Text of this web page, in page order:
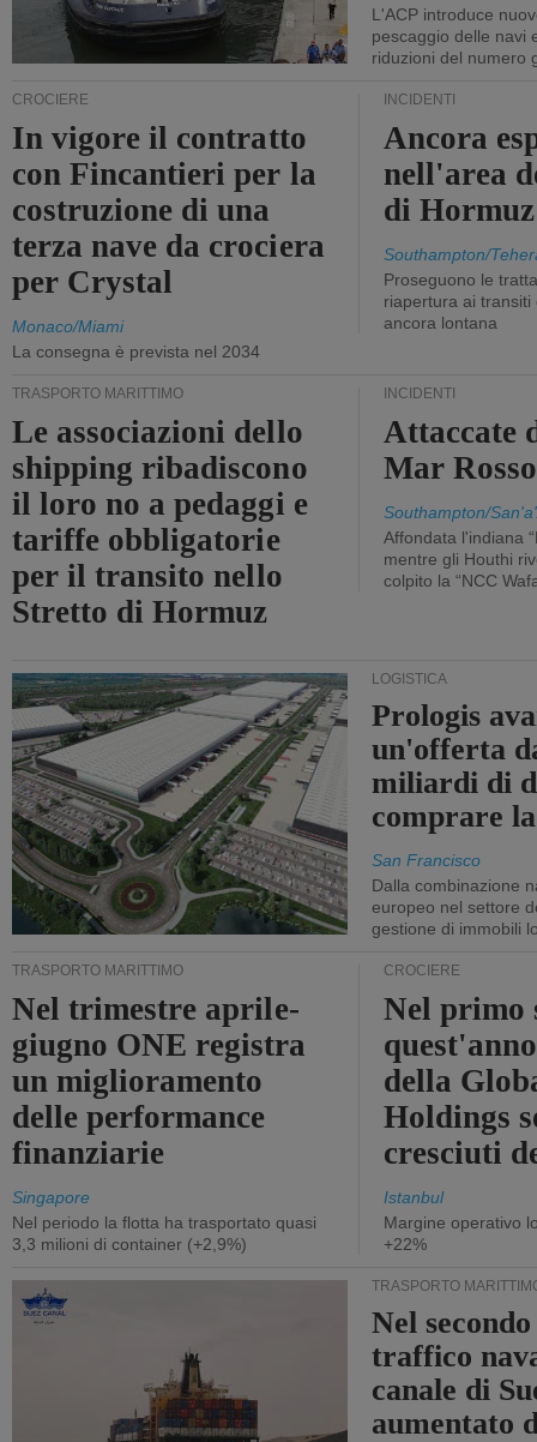
L'ACP introduce
pescaggio delle navi
riduzioni del numero
CROCIERE
In vigore il contratto
con Fincantieri per la
costruzione di una
terza nave da crociera
per Crystal
Monaco/Miami
La consegna è prevista nel 2034
INCIDENTI
Ancora
nell'area
di Hormuz
Southampton/
Proseguono le
riapertura ai
ancora lontana
TRASPORTO MARITTIMO
Le associazioni dello
shipping ribadiscono
il loro no a pedaggi e
tariffe obbligatorie
per il transito nello
Stretto di Hormuz
INCIDENTI
Attaccate
Mar Rosso
Southampton/
Affondata l'indiana
mentre gli Houthi
colpito la “NCC
LOGISTICA
Prologis
un'offerta
miliardi di
comprare
San Francisco
Dalla combinazione
europeo nel settore
gestione di immobili
TRASPORTO MARITTIMO
Nel trimestre aprile-
giugno ONE registra
un miglioramento
delle performance
finanziarie
Singapore
Nel periodo la flotta ha trasportato quasi
3,3 milioni di container (+2,9%)
CROCIERE
Nel primo
della
Holdings
cresciuti
Istanbul
Margine operativo
+22%
TRASPORTO
Nel
traffico
canale di
aumentato